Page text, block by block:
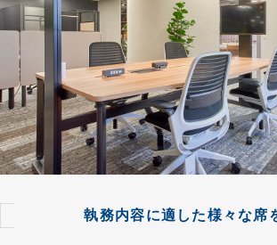
執務内容に適した様々な席